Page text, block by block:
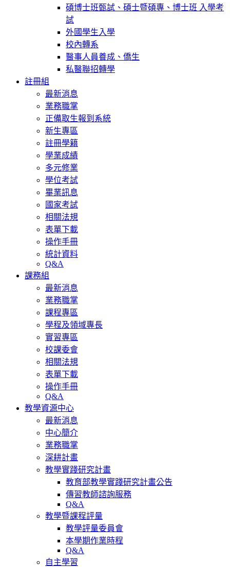
碩博士班甄試、碩士暨碩專、博士班 入學考
試
外國學生入學
校內轉系
醫事人員養成、僑生
私醫聯招轉學
註冊組
最新消息
業務職掌
正備取生報到系統
新生專區
註冊學籍
學業成績
多元修業
學位考試
畢業訊息
國家考試
相關法規
表單下載
操作手冊
統計資料
Q&A
課務組
最新消息
業務職掌
課程專區
學程及領域專長
實習專區
校課委會
相關法規
表單下載
操作手冊
Q&A
教學資源中心
最新消息
中心簡介
業務職掌
深耕計畫
教學實踐研究計畫
教育部教學實踐研究計畫公告
傳習教師諮詢服務
Q&A
教學暨課程評量
教學評量委員會
本學期作業時程
Q&A
自主學習